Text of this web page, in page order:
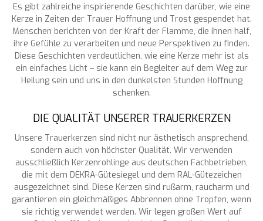
Es gibt zahlreiche inspirierende Geschichten darüber, wie eine
Kerze in Zeiten der Trauer Hoffnung und Trost gespendet hat.
Menschen berichten von der Kraft der Flamme, die ihnen half,
ihre Gefühle zu verarbeiten und neue Perspektiven zu finden.
Diese Geschichten verdeutlichen, wie eine Kerze mehr ist als
ein einfaches Licht – sie kann ein Begleiter auf dem Weg zur
Heilung sein und uns in den dunkelsten Stunden Hoffnung
schenken.
DIE QUALITÄT UNSERER TRAUERKERZEN
Unsere Trauerkerzen sind nicht nur ästhetisch ansprechend,
sondern auch von höchster Qualität. Wir verwenden
ausschließlich Kerzenrohlinge aus deutschen Fachbetrieben,
die mit dem DEKRA-Gütesiegel und dem RAL-Gütezeichen
ausgezeichnet sind. Diese Kerzen sind rußarm, raucharm und
garantieren ein gleichmäßiges Abbrennen ohne Tropfen, wenn
sie richtig verwendet werden. Wir legen großen Wert auf